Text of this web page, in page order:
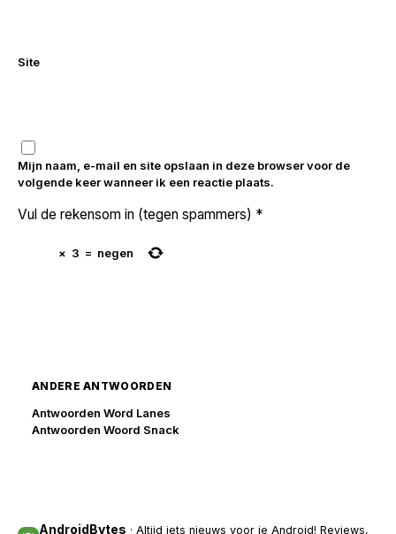
Site
Mijn naam, e-mail en site opslaan in deze browser voor de
volgende keer wanneer ik een reactie plaats.
Vul de rekensom in (tegen spammers) *
× 3 = negen
ANDERE ANTWOORDEN
Antwoorden Word Lanes
Antwoorden Woord Snack
AndroidBytes · Altijd iets nieuws voor je Android! Reviews,